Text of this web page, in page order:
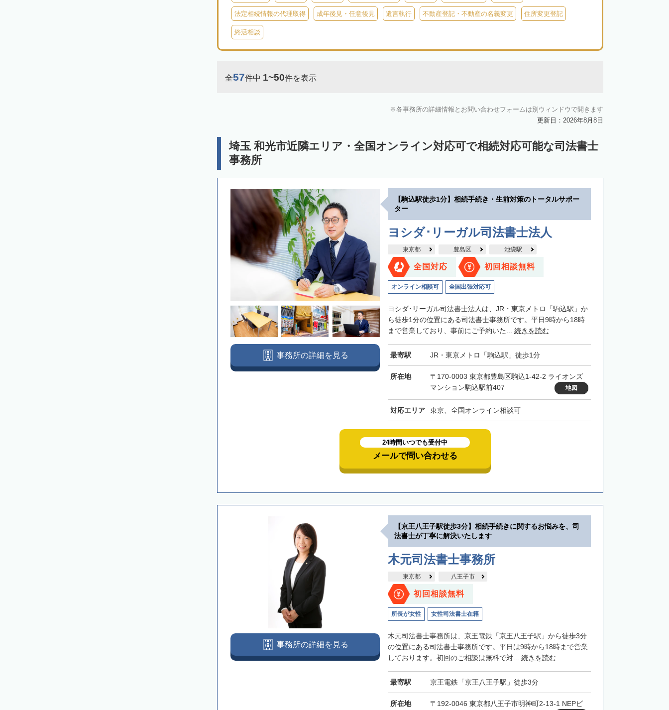
法定相続情報の代理取得 成年後見・任意後見 遺言執行 不動産登記・不動産の名義変更 住所変更登記
終活相談
全57件中 1~50件を表示
各事務所の詳細情報とお問い合わせフォームは別ウィンドウで開きます
更新日：2026年8月8日
埼玉 和光市近隣エリア・全国オンライン対応可で相続対応可能な司法書士
事務所
【駒込駅徒歩1分】相続手続き・生前対策のトータルサポー
ター
ヨシダ･リーガル司法書士法人
東京都 豊島区 池袋駅
全国対応 初回相談無料
オンライン相談可 全国出張対応可
ヨシダ･リーガル司法書士法人は、JR・東京メトロ「駒込駅」か
ら徒歩1分の位置にある司法書士事務所です。平日9時から18時
まで営業しており、事前にご予約いた... 続きを読む
最寄駅 JR・東京メトロ「駒込駅」徒歩1分
所在地
〒170-0003 東京都豊島区駒込1-42-2 ライオンズ
マンション駒込駅前407
地図
対応エリア 東京、全国オンライン相談可
事務所の詳細を見る
24時間いつでも受付中
メールで問い合わせる
【京王八王子駅徒歩3分】相続手続きに関するお悩みを、司
法書士が丁寧に解決いたします
木元司法書士事務所
東京都 八王子市
初回相談無料
所長が女性 女性司法書士在籍
木元司法書士事務所は、京王電鉄「京王八王子駅」から徒歩3分
の位置にある司法書士事務所です。平日は9時から18時まで営業
しております。初回のご相談は無料で対... 続きを読む
最寄駅 京王電鉄「京王八王子駅」徒歩3分
所在地
〒192-0046 東京都八王子市明神町2-13-1 NEPビ
事務所の詳細を見る